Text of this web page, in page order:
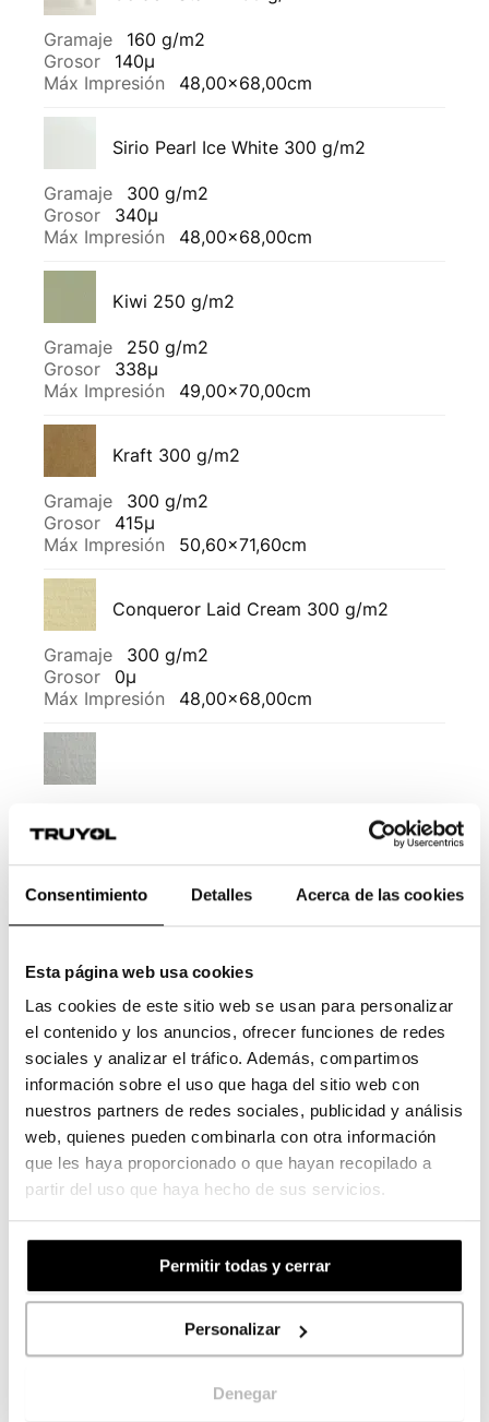
Consentimiento Detalles Acerca de las cookies
Esta página web usa cookies
Las cookies de este sitio web se usan para personalizar
el contenido y los anuncios, ofrecer funciones de redes
sociales y analizar el tráfico. Además, compartimos
información sobre el uso que haga del sitio web con
nuestros partners de redes sociales, publicidad y análisis
web, quienes pueden combinarla con otra información
que les haya proporcionado o que hayan recopilado a
partir del uso que haya hecho de sus servicios.
Permitir todas y cerrar
Personalizar
Denegar
Gramaje
160 g/m2
Grosor
140µ
Máx Impresión
48,00x68,00cm
Sirio Pearl Ice White 300 g/m2
Gramaje
300 g/m2
Grosor
340µ
Máx Impresión
48,00x68,00cm
Kiwi 250 g/m2
Gramaje
250 g/m2
Grosor
338µ
Máx Impresión
49,00x70,00cm
Kraft 300 g/m2
Gramaje
300 g/m2
Grosor
415µ
Máx Impresión
50,60x71,60cm
Conqueror Laid Cream 300 g/m2
Gramaje
300 g/m2
Grosor
0µ
Máx Impresión
48,00x68,00cm
Conqueror Laid Diamond White 300 g/m2
Máx Impresión
48,00x68,00cm
Materica Acqua
Gramaje
360 g/m2
Grosor
578µ
Máx Impresión
49,00x70,00cm
Maíz 250 g/m2
Gramaje
250 g/m2
Grosor
328µ
Máx Impresión
49,00x70,00cm
Materica Verdigris
Máx Impresión
49,00x70,00cm